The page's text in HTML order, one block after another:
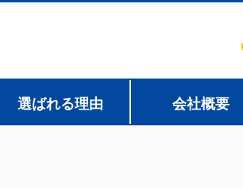
選ばれる理由 会社概要